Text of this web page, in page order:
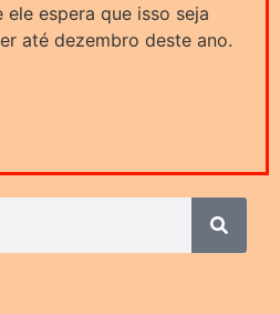
espera que isso seja
até dezembro deste ano.